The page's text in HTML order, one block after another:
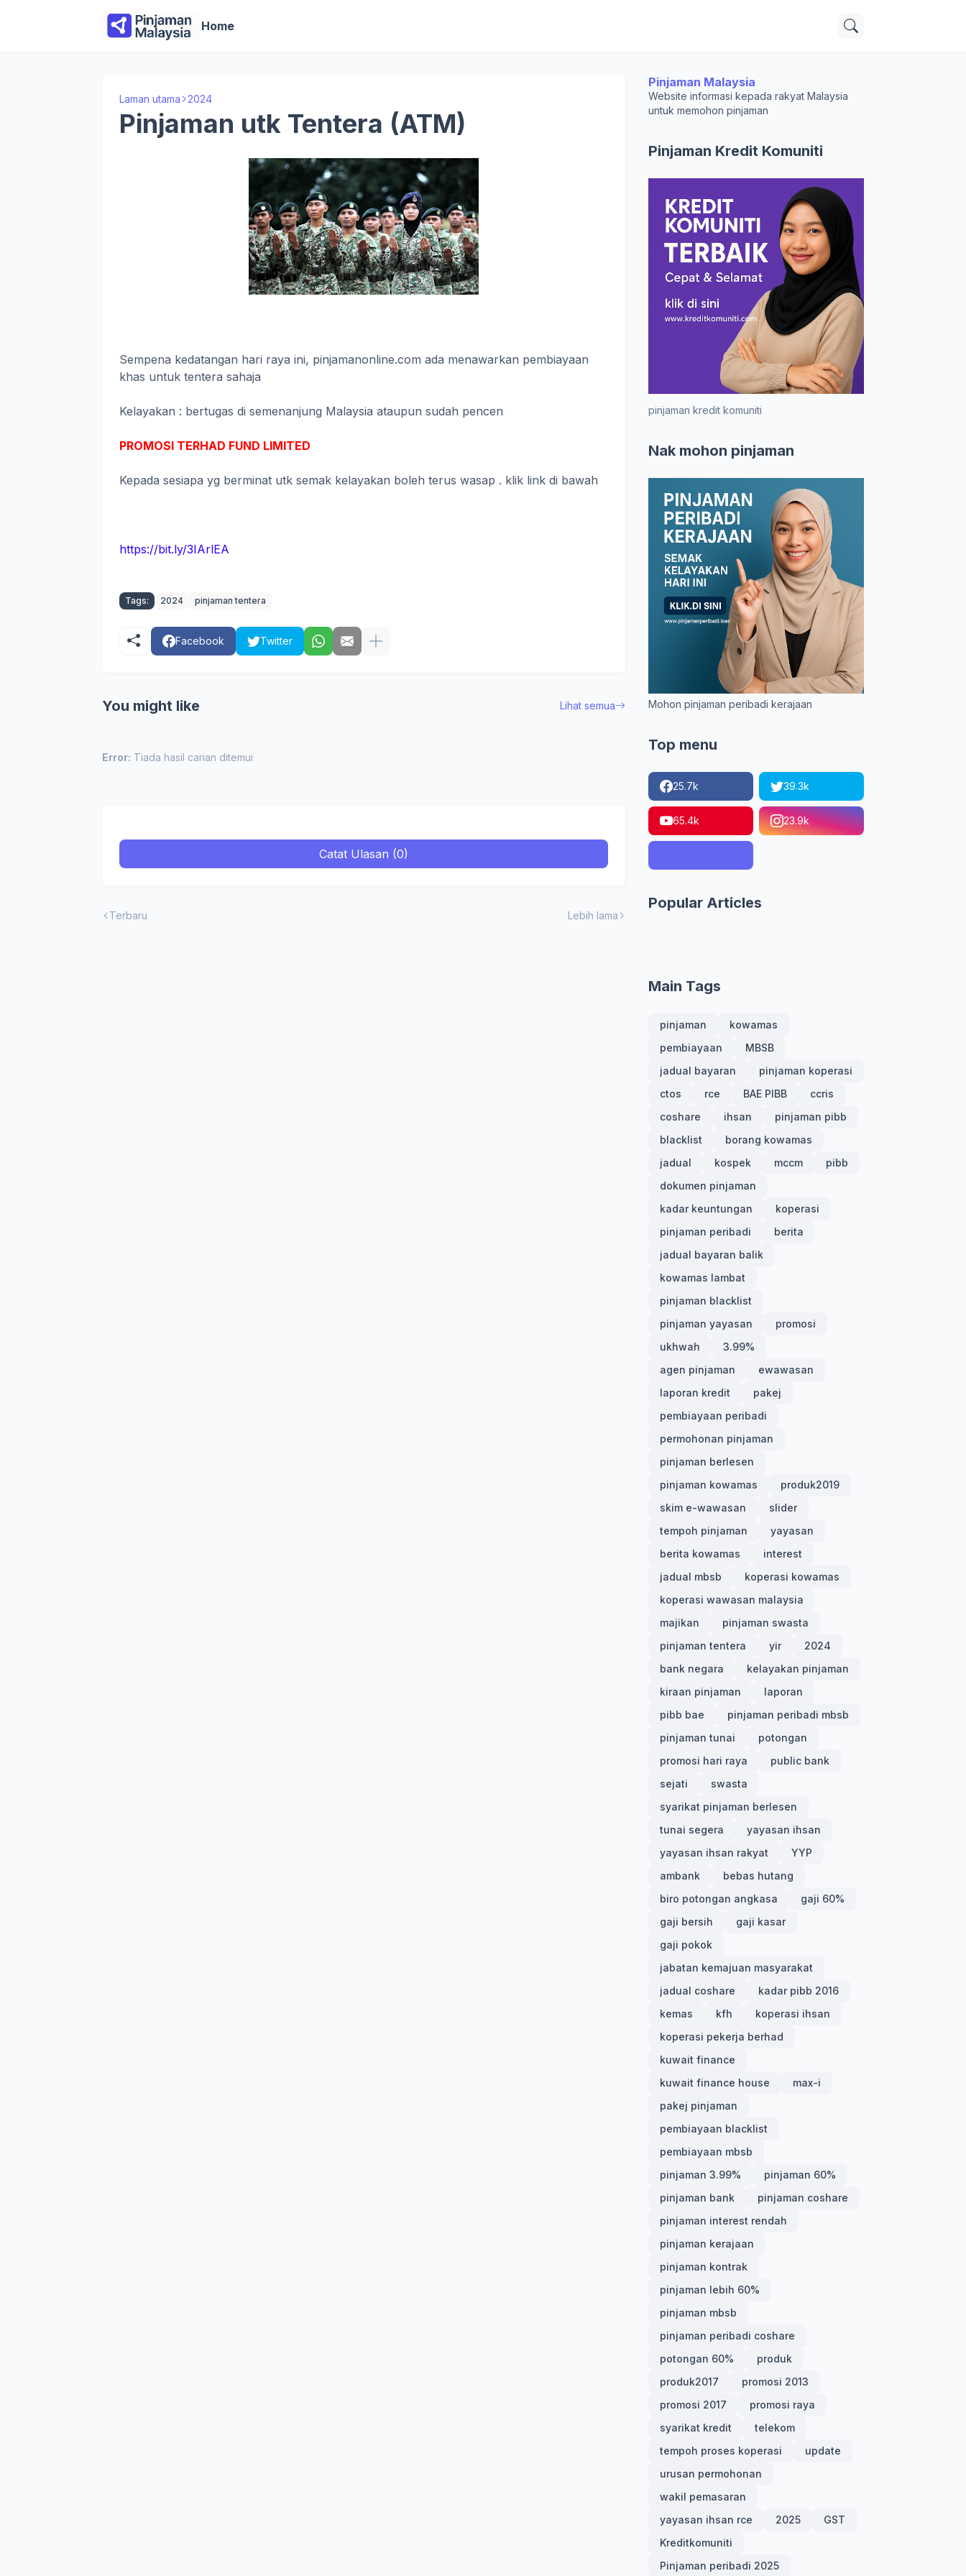
Home
Laman utama 2024
Pinjaman utk Tentera (ATM)
Sempena kedatangan hari raya ini, pinjamanonline.com ada menawarkan pembiayaan
khas untuk tentera sahaja
Kelayakan : bertugas di semenanjung Malaysia ataupun sudah pencen
PROMOSI TERHAD FUND LIMITED
Kepada sesiapa yg berminat utk semak kelayakan boleh terus wasap . klik link di bawah
https://bit.ly/3IArlEA
Tags: 2024 pinjaman tentera
Facebook Twitter
You might like Lihat semua
Error: Tiada hasil carian ditemui
Catat Ulasan (0)
Terbaru Lebih lama
Pinjaman Malaysia
Website informasi kepada rakyat Malaysia
untuk memohon pinjaman
Pinjaman Kredit Komuniti
pinjaman kredit komuniti
Nak mohon pinjaman
Mohon pinjaman peribadi kerajaan
Top menu
25.7k 39.3k
65.4k 23.9k
Popular Articles
Main Tags
pinjaman
kowamas
pembiayaan
MBSB
jadual bayaran
pinjaman koperasi
ctos
rce BAE PIBB
ccris
coshare
ihsan
pinjaman pibb
blacklist
borang kowamas
jadual
kospek mccm
pibb
dokumen pinjaman
kadar keuntungan
koperasi
pinjaman peribadi
berita
jadual bayaran balik
kowamas lambat
pinjaman blacklist
pinjaman yayasan
promosi
ukhwah
3.99%
agen pinjaman
ewawasan
laporan kredit
pakej
pembiayaan peribadi
permohonan pinjaman
pinjaman berlesen
pinjaman kowamas
produk2019
skim e-wawasan
slider
tempoh pinjaman
yayasan
berita kowamas
interest
jadual mbsb
koperasi kowamas
koperasi wawasan malaysia
majikan
pinjaman swasta
pinjaman tentera
yir
2024
bank negara
kelayakan pinjaman
kiraan pinjaman
laporan
pibb bae
pinjaman peribadi mbsb
pinjaman tunai
potongan
promosi hari raya
public bank
sejati
swasta
syarikat pinjaman berlesen
tunai segera
yayasan ihsan
yayasan ihsan rakyat
YYP
ambank
bebas hutang
biro potongan angkasa
gaji 60%
gaji bersih
gaji kasar
gaji pokok
jabatan kemajuan masyarakat
jadual coshare
kadar pibb 2016
kemas
kfh
koperasi ihsan
koperasi pekerja berhad
kuwait finance
kuwait finance house
max-i
pakej pinjaman
pembiayaan blacklist
pembiayaan mbsb
pinjaman 3.99%
pinjaman 60%
pinjaman bank
pinjaman coshare
pinjaman interest rendah
pinjaman kerajaan
pinjaman kontrak
pinjaman lebih 60%
pinjaman mbsb
pinjaman peribadi coshare
potongan 60%
produk
produk2017
promosi 2013
promosi 2017
promosi raya
syarikat kredit
telekom
tempoh proses koperasi
update
urusan permohonan
wakil pemasaran
yayasan ihsan rce
2025
GST
Kreditkomuniti
Pinjaman peribadi 2025